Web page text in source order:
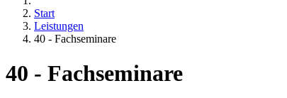
Start
Leistungen
40 - Fachseminare
40 - Fachseminare